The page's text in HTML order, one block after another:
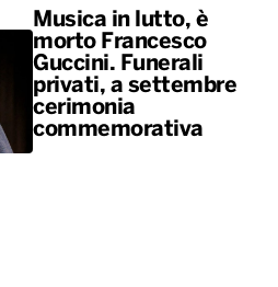
Musica in lutto, è
morto Francesco
Guccini. Funerali
privati, a settembre
cerimonia
commemorativa